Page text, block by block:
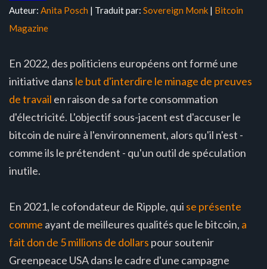
Auteur: Anita Posch | Traduit par: Sovereign Monk | Bitcoin
Magazine
En 2022, des politiciens européens ont formé une
initiative dans le but d'interdire le minage de preuves
de travail en raison de sa forte consommation
d'électricité. L'objectif sous-jacent est d'accuser le
bitcoin de nuire à l'environnement, alors qu'il n'est -
comme ils le prétendent - qu'un outil de spéculation
inutile.
En 2021, le cofondateur de Ripple, qui se présente
comme ayant de meilleures qualités que le bitcoin, a
fait don de 5 millions de dollars pour soutenir
Greenpeace USA dans le cadre d'une campagne